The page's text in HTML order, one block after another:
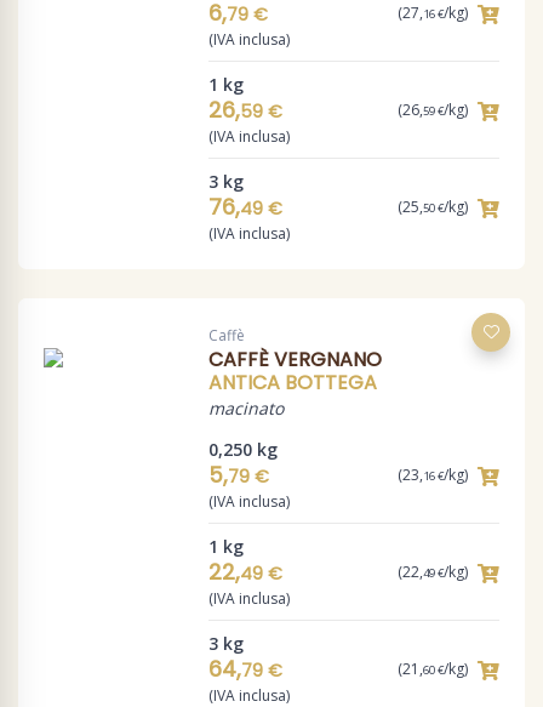
6,79 € (27,16 €/kg)
(IVA inclusa)
1 kg
26,59 € (26,59 €/kg)
(IVA inclusa)
3 kg
76,49 € (25,50 €/kg)
(IVA inclusa)
Caffè
CAFFÈ VERGNANO
ANTICA BOTTEGA
macinato
0,250 kg
5,79 € (23,16 €/kg)
(IVA inclusa)
1 kg
22,49 € (22,49 €/kg)
(IVA inclusa)
3 kg
64,79 € (21,60 €/kg)
(IVA inclusa)